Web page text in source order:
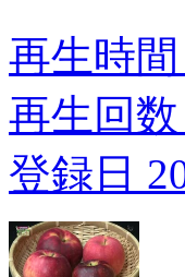
再生時間
再生回数
登録日